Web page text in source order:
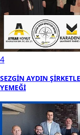
4
SEZGİN AYDIN
YEMEĞİ